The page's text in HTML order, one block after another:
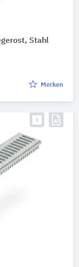
Stahl
Merken